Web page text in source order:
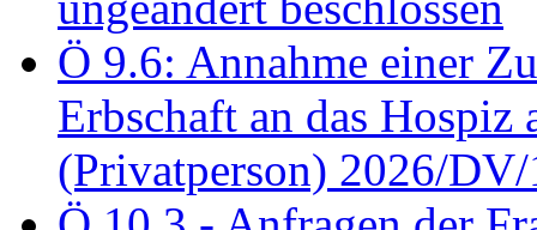
Ö 9.6: Annahme einer
Erbschaft an das
(Privatperson) 2026/DV/